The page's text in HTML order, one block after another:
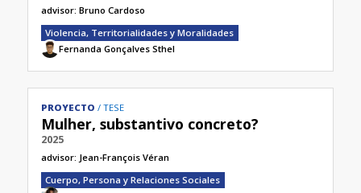
advisor: Bruno Cardoso
Violencia, Territorialidades y Moralidades
Fernanda Gonçalves Sthel
PROYECTO TESE
Mulher, substantivo concreto?
2025
advisor: Jean-François Véran​
Cuerpo, Persona y Relaciones Sociales